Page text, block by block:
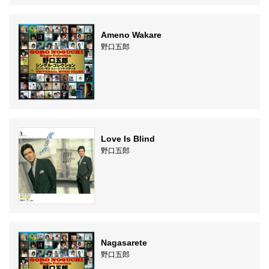
Ameno Wakare
野口五郎
Love Is Blind
野口五郎
Nagasarete
野口五郎